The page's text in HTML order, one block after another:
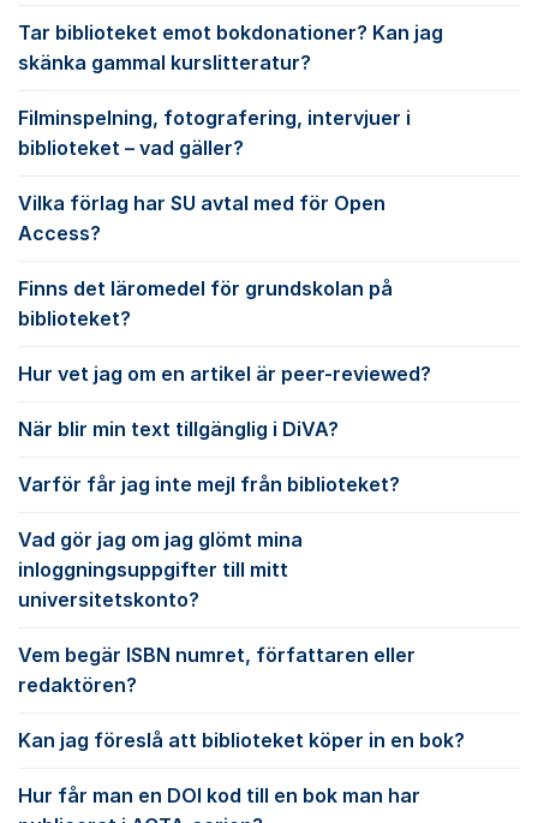
Tar biblioteket emot bokdonationer? Kan jag
skänka gammal kurslitteratur?
Filminspelning, fotografering, intervjuer i
biblioteket – vad gäller?
Vilka förlag har SU avtal med för Open
Access?
Finns det läromedel för grundskolan på
biblioteket?
Hur vet jag om en artikel är peer-reviewed?
När blir min text tillgänglig i DiVA?
Varför får jag inte mejl från biblioteket?
Vad gör jag om jag glömt mina
inloggningsuppgifter till mitt
universitetskonto?
Vem begär ISBN numret, författaren eller
redaktören?
Kan jag föreslå att biblioteket köper in en bok?
Hur får man en DOI kod till en bok man har